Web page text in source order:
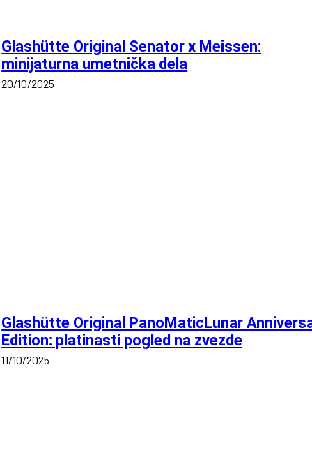
Glashütte Original Senator x Meissen:
minijaturna umetnička dela
20/10/2025
Glashütte Original PanoMaticLunar
Edition: platinasti pogled na zvezde
11/10/2025